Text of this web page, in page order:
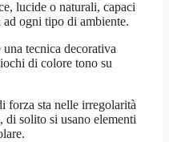
lucide o naturali, capaci
ad ogni tipo di ambiente.
tecnica decorativa
di colore tono su
forza sta nelle irregolarità
di solito si usano elementi